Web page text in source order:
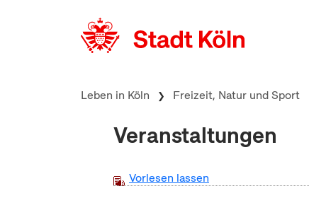
Leben in Köln Freizeit, Natur und Sport
Veranstaltungen
Vorlesen lassen